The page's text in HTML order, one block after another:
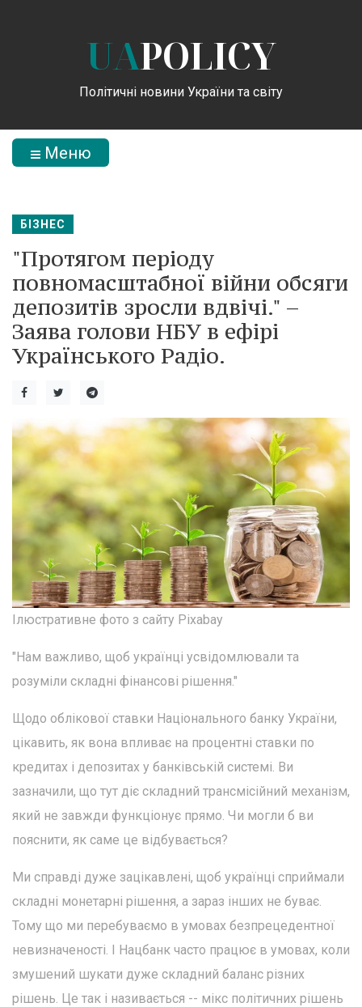
UAPOLICY
Політичні новини України та світу
Меню
БІЗНЕС
"Протягом періоду
повномасштабної війни обсяги
депозитів зросли вдвічі." –
Заява голови НБУ в ефірі
Українського Радіо.
Ілюстративне фото з сайту Pixabay
"Нам важливо, щоб українці усвідомлювали та
розуміли складні фінансові рішення."
Щодо облікової ставки Національного банку України,
цікавить, як вона впливає на процентні ставки по
кредитах і депозитах у банківській системі. Ви
зазначили, що тут діє складний трансмісійний механізм,
який не завжди функціонує прямо. Чи могли б ви
пояснити, як саме це відбувається?
Ми справді дуже зацікавлені, щоб українці сприймали
складні монетарні рішення, а зараз інших не буває.
Тому що ми перебуваємо в умовах безпрецедентної
невизначеності. І Нацбанк часто працює в умовах, коли
змушений шукати дуже складний баланс різних
рішень. Це так і називається -- мікс політичних рішень